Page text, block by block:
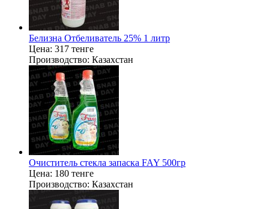
Белизна Отбеливатель 25% 1 литр
Цена: 317 тенге
Производство: Казахстан
Очиститель стекла запаска FAY 500гр
Цена: 180 тенге
Производство: Казахстан